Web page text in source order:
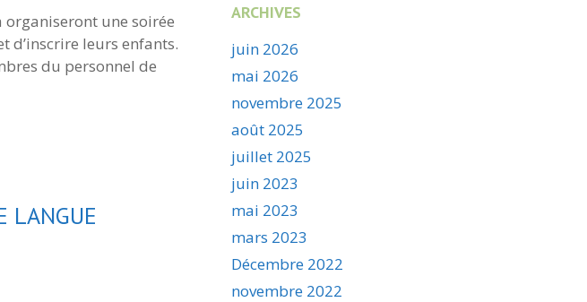
une soirée
d’inscrire leurs enfants.
du personnel de
LANGUE
ARCHIVES
juin 2026
mai 2026
novembre 2025
août 2025
juillet 2025
juin 2023
mai 2023
mars 2023
Décembre 2022
novembre 2022